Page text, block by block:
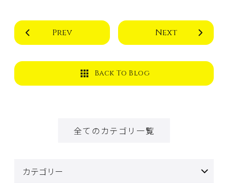
Prev Next
Back To Blog
全てのカテゴリ一覧